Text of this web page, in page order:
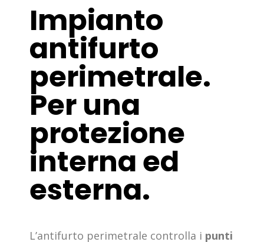
Impianto
antifurto
perimetrale.
Per una
protezione
interna ed
esterna.
L’antifurto perimetrale controlla i punti